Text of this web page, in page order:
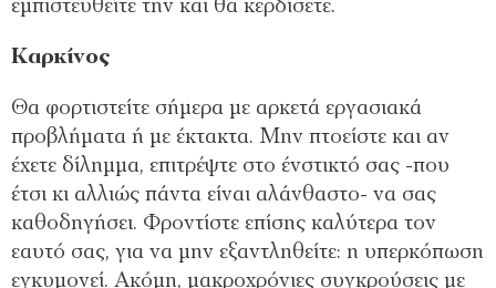
εμπιστευθείτε την και θα κερδίσετε.
Καρκίνος
Θα φορτιστείτε σήμερα με αρκετά εργασιακά
προβλήματα ή με έκτακτα. Μην πτοείστε και αν
έχετε δίλημμα, επιτρέψτε στο ένστικτό σας -που
έτσι κι αλλιώς πάντα είναι αλάνθαστο- να σας
καθοδηγήσει. Φροντίστε επίσης καλύτερα τον
εαυτό σας, για να μην εξαντληθείτε: η υπερκόπωση
εγκυμονεί. Ακόμη, μακροχρόνιες συγκρούσεις με